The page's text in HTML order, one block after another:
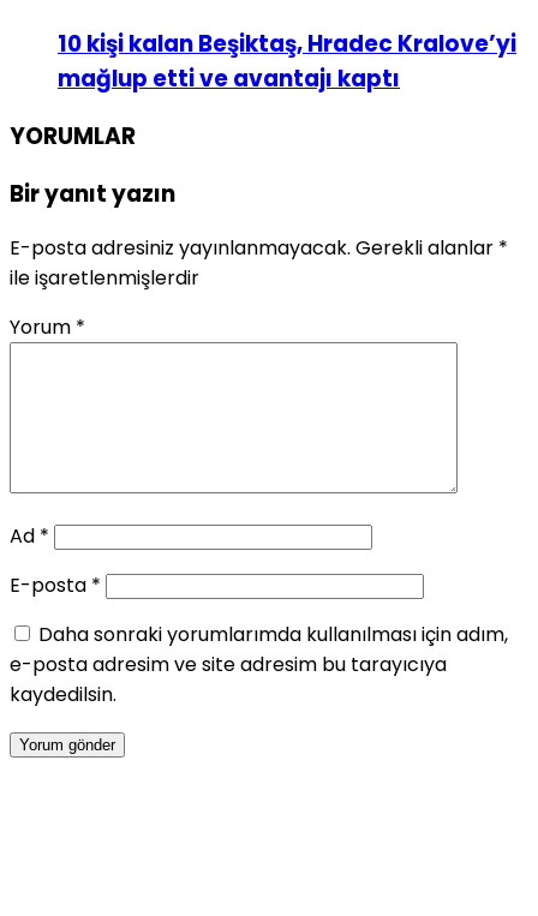
10 kişi kalan Beşiktaş, Hradec Kralove’yi
mağlup etti ve avantajı kaptı
YORUMLAR
Bir yanıt yazın
E-posta adresiniz yayınlanmayacak. Gerekli alanlar *
ile işaretlenmişlerdir
Yorum *
Ad *
E-posta *
Daha sonraki yorumlarımda kullanılması için adım,
e-posta adresim ve site adresim bu tarayıcıya
kaydedilsin.